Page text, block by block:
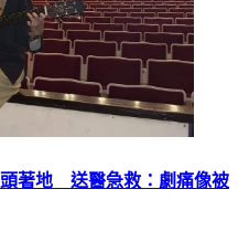
著地 送醫急救：劇痛像被